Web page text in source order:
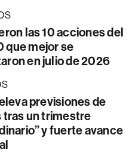
las 10 acciones del
que mejor se
en julio de 2026
previsiones de
tras un trimestre
y fuerte avance